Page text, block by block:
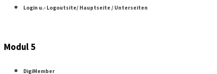
Login u.- Logoutsite/ Hauptseite / Unterseiten
Modul 5
DigiMember